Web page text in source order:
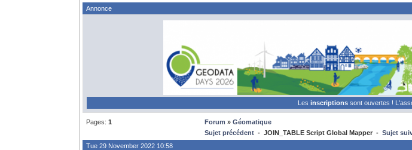
Annonce
Les inscriptions sont ouvertes !
Pages: 1 Forum » Géomatique
Sujet précédent - JOIN_TABLE Script Global Mapper - Sujet
Tue 29 November 2022 10:58